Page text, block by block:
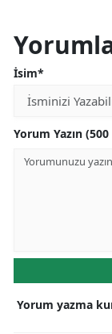
İsim*
Yorum Yazın
Yorum yazma